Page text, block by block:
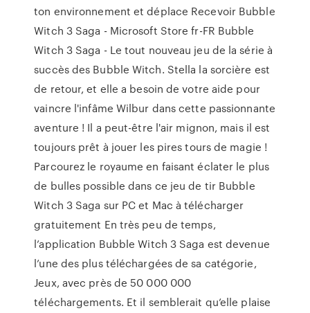
ton environnement et déplace Recevoir Bubble
Witch 3 Saga - Microsoft Store fr-FR Bubble
Witch 3 Saga - Le tout nouveau jeu de la série à
succès des Bubble Witch. Stella la sorcière est
de retour, et elle a besoin de votre aide pour
vaincre l'infâme Wilbur dans cette passionnante
aventure ! Il a peut-être l'air mignon, mais il est
toujours prêt à jouer les pires tours de magie !
Parcourez le royaume en faisant éclater le plus
de bulles possible dans ce jeu de tir Bubble
Witch 3 Saga sur PC et Mac à télécharger
gratuitement En très peu de temps,
l’application Bubble Witch 3 Saga est devenue
l’une des plus téléchargées de sa catégorie,
Jeux, avec près de 50 000 000
téléchargements. Et il semblerait qu’elle plaise